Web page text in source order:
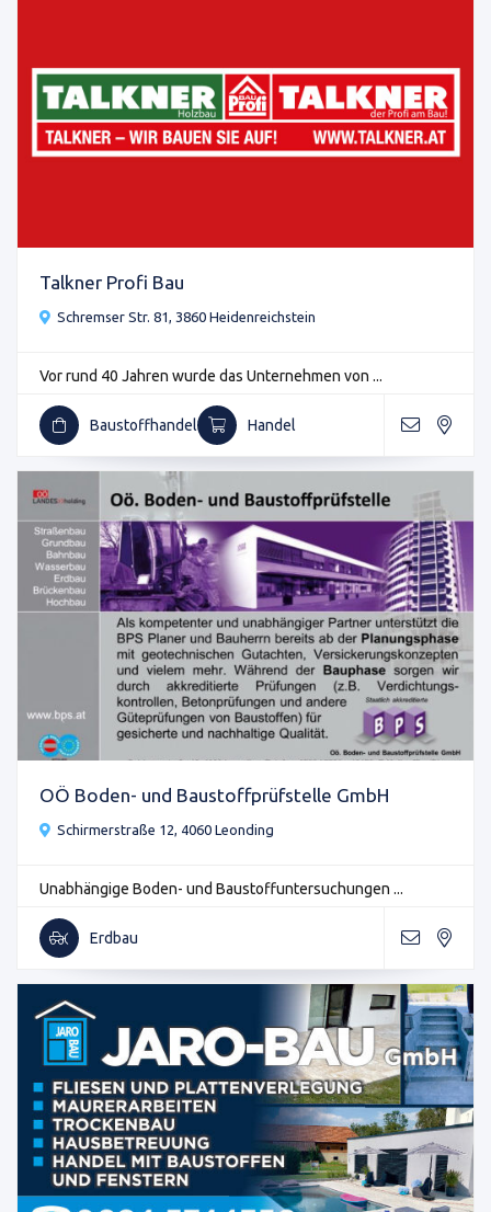
Talkner Profi Bau
Schremser Str. 81, 3860 Heidenreichstein
Vor rund 40 Jahren wurde das Unternehmen von ...
Baustoffhandel Handel
OÖ Boden- und Baustoffprüfstelle GmbH
Schirmerstraße 12, 4060 Leonding
Unabhängige Boden- und Baustoffuntersuchungen ...
Erdbau